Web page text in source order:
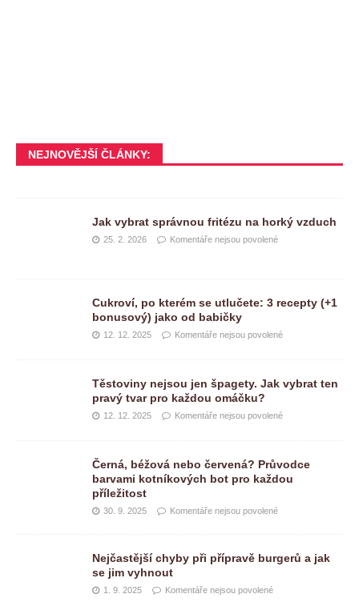
NEJNOVĚJŠÍ ČLÁNKY:
Jak vybrat správnou fritézu na horký vzduch
25. 2. 2026 Komentáře nejsou povolené
Cukroví, po kterém se utlučete: 3 recepty (+1
bonusový) jako od babičky
12. 12. 2025 Komentáře nejsou povolené
Těstoviny nejsou jen špagety. Jak vybrat ten
pravý tvar pro každou omáčku?
12. 12. 2025 Komentáře nejsou povolené
Černá, béžová nebo červená? Průvodce
barvami kotníkových bot pro každou
příležitost
30. 9. 2025 Komentáře nejsou povolené
Nejčastější chyby při přípravě burgerů a jak
se jim vyhnout
1. 9. 2025 Komentáře nejsou povolené